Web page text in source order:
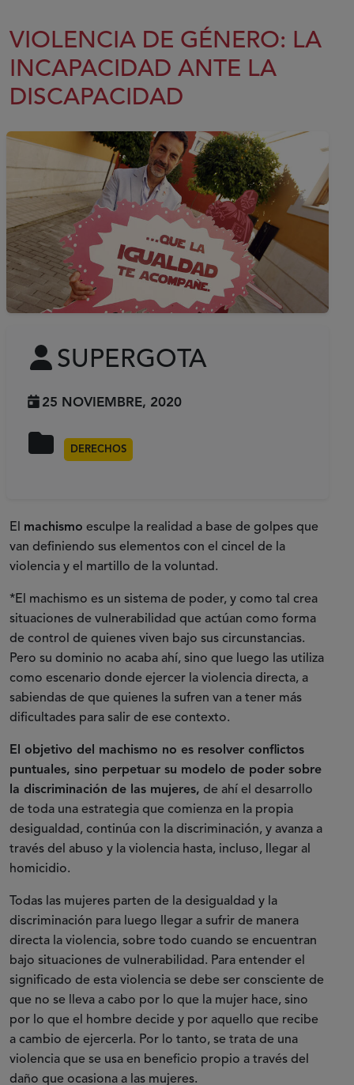
VIOLENCIA DE GÉNERO: LA
INCAPACIDAD ANTE LA
DISCAPACIDAD
SUPERGOTA
25 NOVIEMBRE, 2020
DERECHOS
El machismo esculpe la realidad a base de golpes que
van definiendo sus elementos con el cincel de la
violencia y el martillo de la voluntad.
*El machismo es un sistema de poder, y como tal crea
situaciones de vulnerabilidad que actúan como forma
de control de quienes viven bajo sus circunstancias.
Pero su dominio no acaba ahí, sino que luego las utiliza
como escenario donde ejercer la violencia directa, a
sabiendas de que quienes la sufren van a tener más
dificultades para salir de ese contexto.
El objetivo del machismo no es resolver conflictos
puntuales, sino perpetuar su modelo de poder sobre
la discriminación de las mujeres, de ahí el desarrollo
de toda una estrategia que comienza en la propia
desigualdad, continúa con la discriminación, y avanza a
través del abuso y la violencia hasta, incluso, llegar al
homicidio.
Todas las mujeres parten de la desigualdad y la
discriminación para luego llegar a sufrir de manera
directa la violencia, sobre todo cuando se encuentran
bajo situaciones de vulnerabilidad. Para entender el
significado de esta violencia se debe ser consciente de
que no se lleva a cabo por lo que la mujer hace, sino
por lo que el hombre decide y por aquello que recibe
a cambio de ejercerla. Por lo tanto, se trata de una
violencia que se usa en beneficio propio a través del
daño que ocasiona a las mujeres.